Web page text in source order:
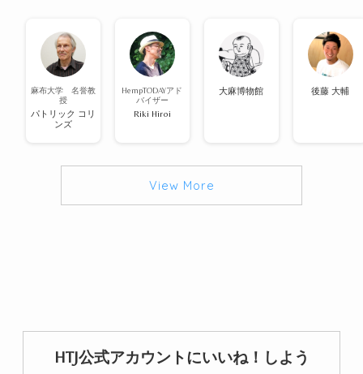
麻布大学 名誉教
授
パトリック コリ
ンズ
HempTODAYアド
バイザー
Riki Hiroi
大麻博物館 後藤 大輔
View More
HTJ公式アカウントにいいね！しよう